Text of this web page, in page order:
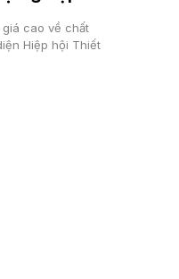
cao về chất
Hiệp hội Thiết